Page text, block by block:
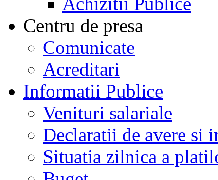
Centru de presa
Comunicate
Acreditari
Informatii Publice
Venituri salariale
Declaratii de avere si
Situatia zilnica a